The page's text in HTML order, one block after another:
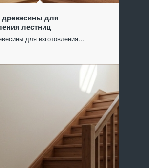
для
лестниц
для изготовления…